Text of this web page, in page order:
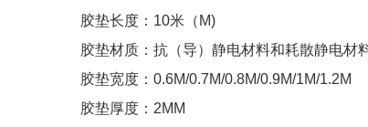
胶垫长度：10米（M)
胶垫材质：抗（导）静电材料和耗散静电材
胶垫宽度：0.6M/0.7M/0.8M/0.9M/1M/1.2M
胶垫厚度：2MM